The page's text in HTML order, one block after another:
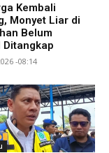
Kembali
Monyet Liar di
Belum
Ditangkap
-08:14